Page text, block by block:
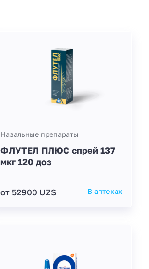
Назальные препараты
ФЛУТЕЛ ПЛЮС спрей 137
мкг 120 доз
от 52900 UZS В аптеках